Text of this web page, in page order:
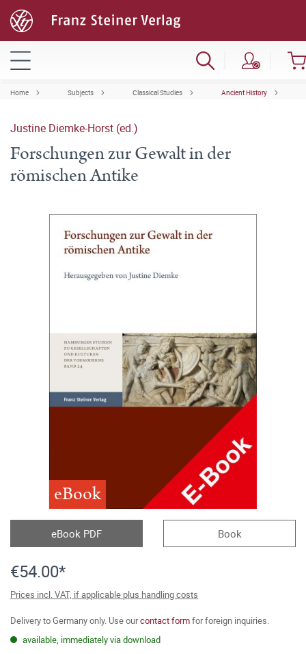
Home Subjects Classical Studies Ancient History
Justine Diemke-Horst (ed.)
Forschungen zur Gewalt in der
römischen Antike
eBook
eBook PDF Book
€54.00*
Prices incl. VAT, if applicable plus handling costs
Delivery to Germany only. Use ourcontact formfor foreign inquiries.
available, immediately via download